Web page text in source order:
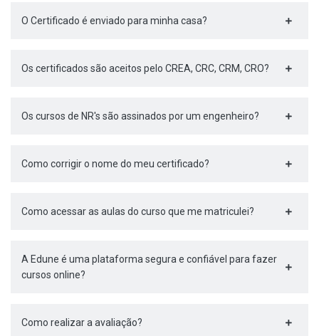
O Certificado é enviado para minha casa?
Os certificados são aceitos pelo CREA, CRC, CRM, CRO?
Os cursos de NR's são assinados por um engenheiro?
Como corrigir o nome do meu certificado?
Como acessar as aulas do curso que me matriculei?
A Edune é uma plataforma segura e confiável para fazer
cursos online?
Como realizar a avaliação?